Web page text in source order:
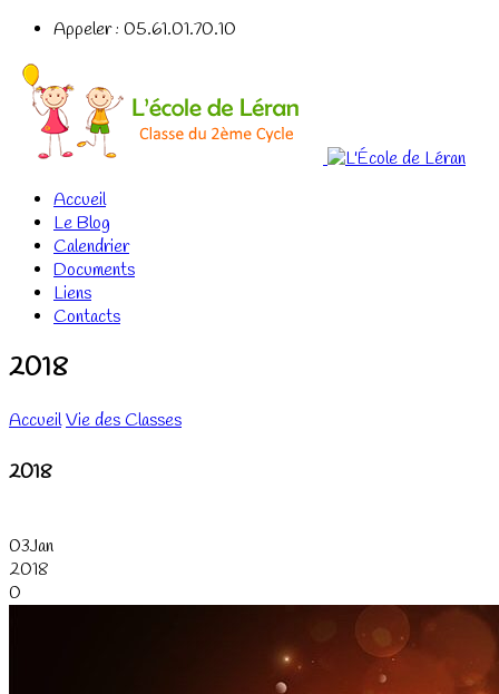
Appeler : 05.61.01.70.10
Accueil
Le Blog
Calendrier
Documents
Liens
Contacts
2018
AccueilVie des Classes
2018
03Jan
2018
0